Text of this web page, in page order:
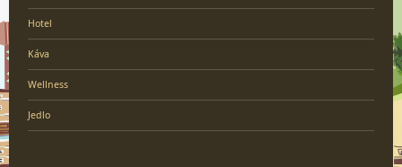
Hotel
Káva
Wellness
Jedlo